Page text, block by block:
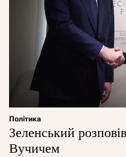
Політика
Зеленський
Вучичем